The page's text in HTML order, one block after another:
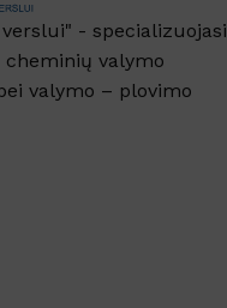
- specializuojasi
valymo
valymo – plovimo